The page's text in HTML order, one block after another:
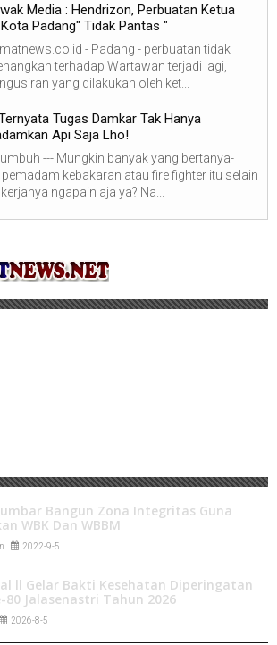
Media : Hendrizon, Perbuatan Ketua
Kota Padang" Tidak Pantas "
- Padang - perbuatan tidak
terhadap Wartawan terjadi lagi,
yang dilakukan oleh ket...
Tugas Damkar Tak Hanya
Api Saja Lho!
--- Mungkin banyak yang bertanya-
kebakaran atau fire fighter itu selain
ngapain aja ya? Na...
Bangun Zona Integritas Guna
WBK Dan WBBM
2022-9-5
ll Gelar Bakti Kesehatan Diperingatan
80 Jalasenastri Tahun 2026
2026-8-5